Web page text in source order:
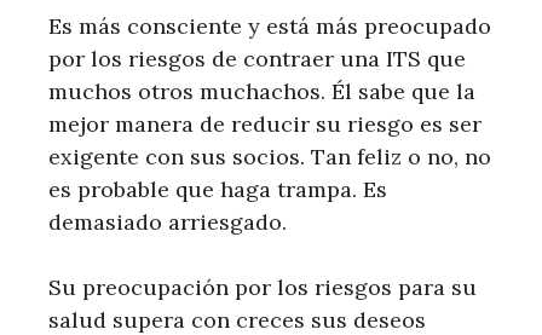
Es más consciente y está más preocupado
por los riesgos de contraer una ITS que
muchos otros muchachos. Él sabe que la
mejor manera de reducir su riesgo es ser
exigente con sus socios. Tan feliz o no, no
es probable que haga trampa. Es
demasiado arriesgado.
Su preocupación por los riesgos para su
salud supera con creces sus deseos